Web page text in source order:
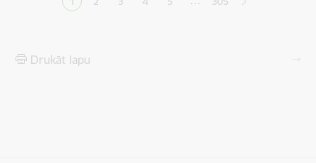
Pašreizējā lapa
Lapa Lapa Lapa Lapa
Drukāt lapu